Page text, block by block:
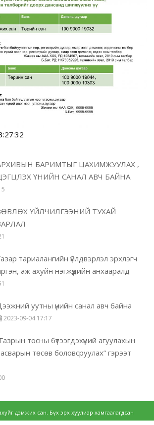
БАРИМТЫГ ЦАХИМЖУУЛАХ ,
ҮНИЙН САНАЛ АВЧ БАЙНА.
ҮЙЛЧИЛГЭЭНИЙ ТУХАЙ
тариалангийн үйлдвэрлэл эрхлэгч
аж ахуйн нэгжүүдийн анхааралд
уутны үнийн санал авч байна
2023-09-04 17:17
тосны бүтээгдэхүүний агуулахын
төсөв боловсруулах” гэрээт
дэмжих сан. Бүх эрх хуулиар хамгаалагдсан